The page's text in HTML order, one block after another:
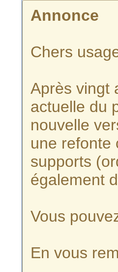
Annonce
Chers
Après vingt
actuelle du
nouvelle
une refonte
supports
également
Vous
En vous